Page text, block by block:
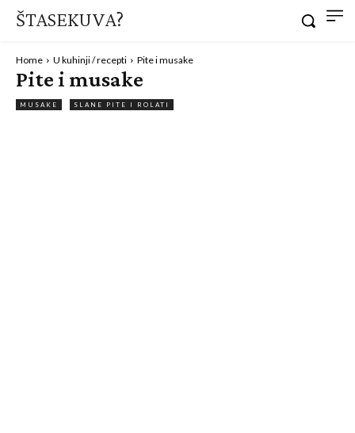
ŠTASEKUVA?
Home U kuhinji / recepti Pite i musake
Pite i musake
MUSAKE SLANE PITE I ROLATI